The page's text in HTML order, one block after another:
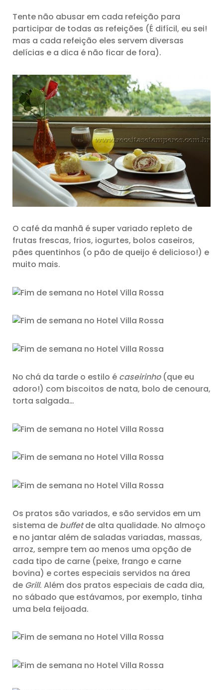
Tente não abusar em cada refeição para
participar de todas as refeições (É difícil, eu sei!
mas a cada refeição eles servem diversas
delícias e a dica é não ficar de fora).
O café da manhã é super variado repleto de
frutas frescas, frios, iogurtes, bolos caseiros,
pães quentinhos (o pão de queijo é delicioso!) e
muito mais.
No chá da tarde o estilo é caseirinho(que eu
adoro!) com biscoitos de nata, bolo de cenoura,
torta salgada…
Os pratos são variados, e são servidos em um
sistema de buffetde alta qualidade. No almoço
e no jantar além de saladas variadas, massas,
arroz, sempre tem ao menos uma opção de
cada tipo de carne (peixe, frango e carne
bovina) e cortes especiais servidos na área
de Grill. Além dos pratos especiais de cada dia,
no sábado que estávamos, por exemplo, tinha
uma bela feijoada.